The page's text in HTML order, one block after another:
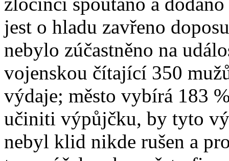
jest o hladu zavřeno
nebylo zúčastněno na
vojenskou čítající 350
výdaje; město vybírá 183
učiniti výpůjčku, by tyto
nebyl klid nikde rušen a